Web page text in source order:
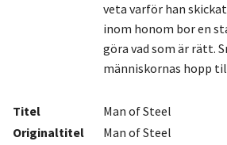
veta varför han
inom honom bor en
göra vad som är rätt.
människornas hopp
Titel
Man of Steel
Originaltitel
Man of Steel